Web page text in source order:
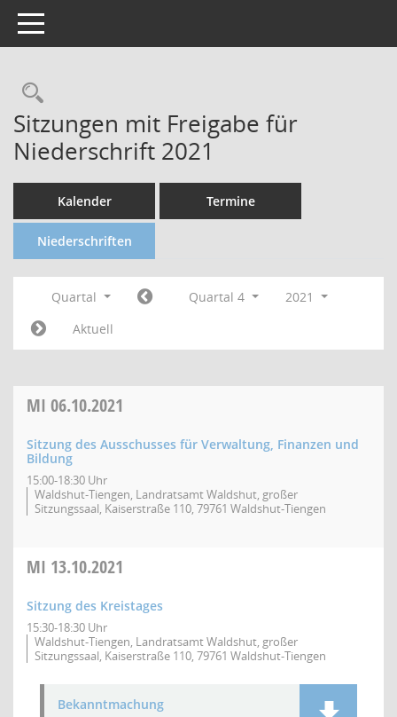
Toggle navigation
Sitzungen mit Freigabe für
Niederschrift 2021
Kalender Termine
Niederschriften
Quartal Quartal 4
2021
Aktuell
MI 06.10.2021
Sitzung des Ausschusses für Verwaltung, Finanzen und
Bildung
15:00-18:30 Uhr
Waldshut-Tiengen, Landratsamt Waldshut, großer
Sitzungssaal, Kaiserstraße 110, 79761 Waldshut-Tiengen
MI 13.10.2021
Sitzung des Kreistages
15:30-18:30 Uhr
Waldshut-Tiengen, Landratsamt Waldshut, großer
Sitzungssaal, Kaiserstraße 110, 79761 Waldshut-Tiengen
Bekanntmachung